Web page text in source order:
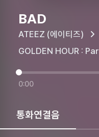
BAD
ATEEZ (에이티즈)
0:00
통화연결음